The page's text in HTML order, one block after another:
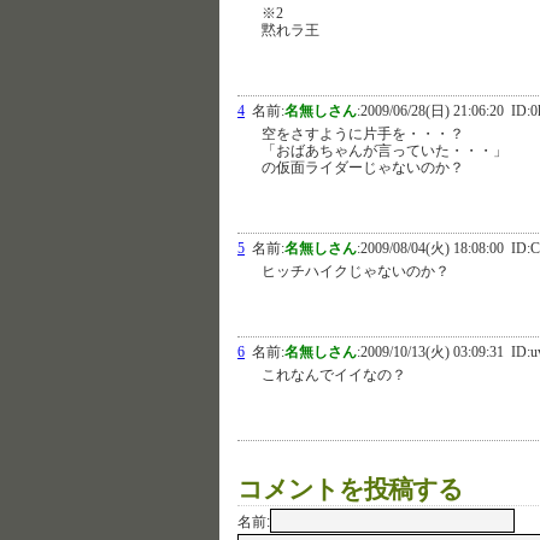
※2
黙れラ王
4 名前:名無しさん:2009/06/28(日) 21:06:20
空をさすように片手を・・・？
「おばあちゃんが言っていた・・・」
の仮面ライダーじゃないのか？
5 名前:名無しさん:2009/08/04(火) 18:08:00
ヒッチハイクじゃないのか？
6 名前:名無しさん:2009/10/13(火) 03:09:31
これなんでイイなの？
コメントを投稿する
名前: